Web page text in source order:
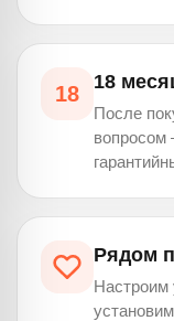
18 18
После
вопросом
Рядом
Настроим